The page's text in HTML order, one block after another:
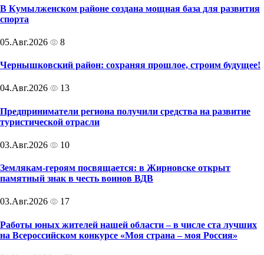
В Кумылженском районе создана мощная база для развития
спорта
05.Авг.2026 8
Чернышковский район: сохраняя прошлое, строим будущее!
04.Авг.2026 13
Предприниматели региона получили средства на развитие
туристической отрасли
03.Авг.2026 10
Землякам-героям посвящается: в Жирновске открыт
памятный знак в честь воинов ВДВ
03.Авг.2026 17
Работы юных жителей нашей области – в числе ста лучших
на Всероссийском конкурсе «Моя страна – моя Россия»